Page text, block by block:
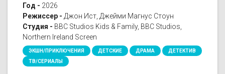
Год - 2026
Режиссер - Джон Ист, Джейми Магнус Стоун
Студия - BBC Studios Kids & Family, BBC Studios,
Northern Ireland Screen
ЭКШН/ПРИКЛЮЧЕНИЯ ДЕТСКИЕ ДРАМА
ДЕТЕКТИВ
ТВ/СЕРИАЛЫ